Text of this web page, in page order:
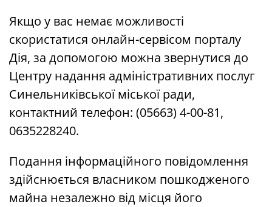
Якщо у вас немає можливості
скористатися онлайн-сервісом порталу
Дія, за допомогою можна звернутися до
Центру надання адміністративних послуг
Синельниківської міської ради,
контактний телефон: (05663) 4-00-81,
0635228240.
Подання інформаційного повідомлення
здійснюється власником пошкодженого
майна незалежно від місця його